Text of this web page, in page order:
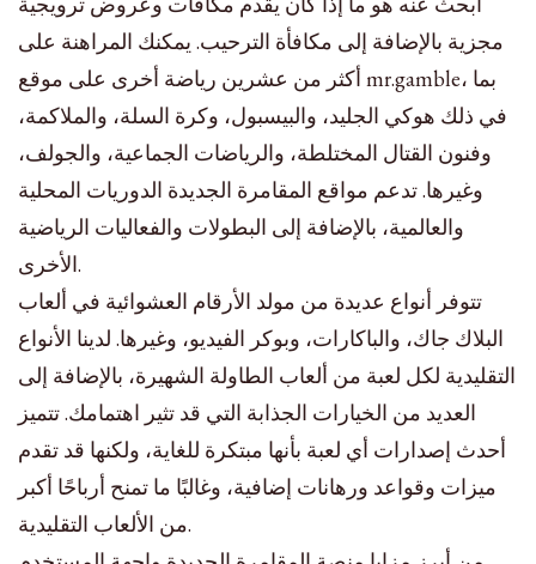
مجزية بالإضافة إلى مكافأة الترحيب. يمكنك المراهنة على
أكثر من عشرين رياضة أخرى على موقع mr.gamble، بما
في ذلك هوكي الجليد، والبيسبول، وكرة السلة، والملاكمة،
وفنون القتال المختلطة، والرياضات الجماعية، والجولف،
وغيرها. تدعم مواقع المقامرة الجديدة الدوريات المحلية
والعالمية، بالإضافة إلى البطولات والفعاليات الرياضية
الأخرى.
تتوفر أنواع عديدة من مولد الأرقام العشوائية في ألعاب
البلاك جاك، والباكارات، وبوكر الفيديو، وغيرها. لدينا الأنواع
التقليدية لكل لعبة من ألعاب الطاولة الشهيرة، بالإضافة إلى
العديد من الخيارات الجذابة التي قد تثير اهتمامك. تتميز
أحدث إصدارات أي لعبة بأنها مبتكرة للغاية، ولكنها قد تقدم
ميزات وقواعد ورهانات إضافية، وغالبًا ما تمنح أرباحًا أكبر
من الألعاب التقليدية.